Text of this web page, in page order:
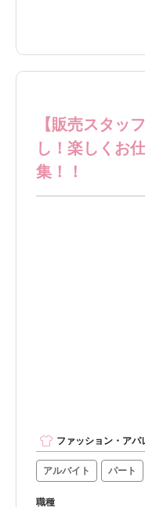
【販売スタッ
し！楽しくお
集！！
ファッション・アパ
アルバイト パート
職種